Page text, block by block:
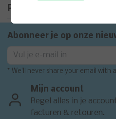
Product informatie
Abonneer je op onze
* We'll never share your email with
Mijn account
Regel alles in je
facturen & retouren.